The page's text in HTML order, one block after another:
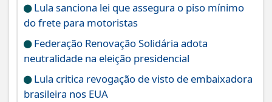
Lula sanciona lei que assegura o piso mínimo
do frete para motoristas
Federação Renovação Solidária adota
neutralidade na eleição presidencial
Lula critica revogação de visto de embaixadora
brasileira nos EUA